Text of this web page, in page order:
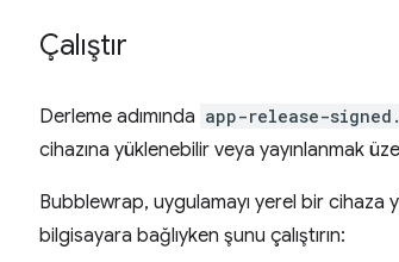
Çalıştır
Derleme adımında app-release-
cihazına yüklenebilir veya yayınlanmak
Bubblewrap, uygulamayı yerel bir cihaza
bilgisayara bağlıyken şunu çalıştırın: